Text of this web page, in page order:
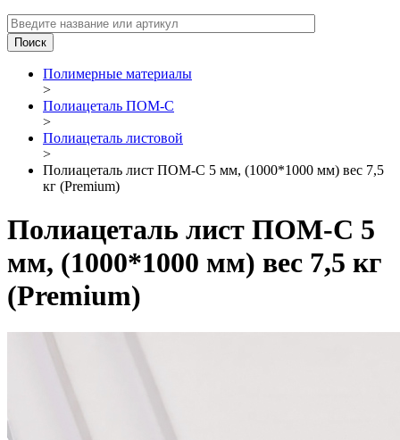
Полимерные материалы
>
Полиацеталь ПОМ-С
>
Полиацеталь листовой
>
Полиацеталь лист ПОМ-С 5 мм, (1000*1000 мм) вес 7,5
кг (Premium)
Полиацеталь лист ПОМ-С 5
мм, (1000*1000 мм) вес 7,5 кг
(Premium)